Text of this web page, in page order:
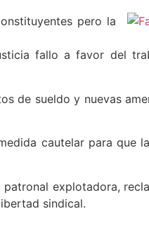
pero la
fallo a favor del
de sueldo y nuevas
cautelar para que
explotadora,
sindical.